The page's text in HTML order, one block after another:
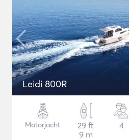
Leidi 800R
Motorjacht
29 ft
9 m
4